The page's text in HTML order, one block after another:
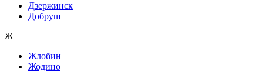
Дзержинск
Добруш
Ж
Жлобин
Жодино